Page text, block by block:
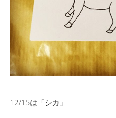
12/15は「シカ」